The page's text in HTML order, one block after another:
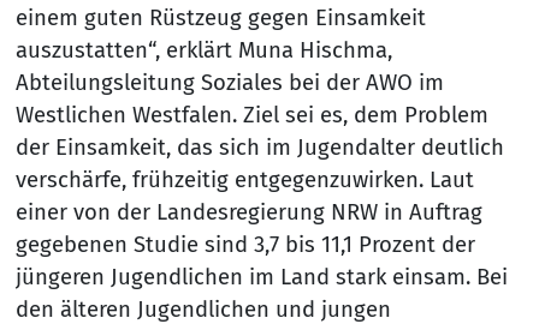
einem guten Rüstzeug gegen Einsamkeit
auszustatten“, erklärt Muna Hischma,
Abteilungsleitung Soziales bei der AWO im
Westlichen Westfalen. Ziel sei es, dem Problem
der Einsamkeit, das sich im Jugendalter deutlich
verschärfe, frühzeitig entgegenzuwirken. Laut
einer von der Landesregierung NRW in Auftrag
gegebenen Studie sind 3,7 bis 11,1 Prozent der
jüngeren Jugendlichen im Land stark einsam. Bei
den älteren Jugendlichen und jungen